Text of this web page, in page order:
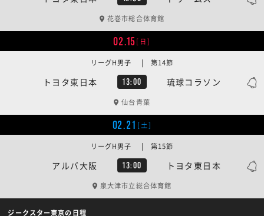
花巻市総合体育館
02.15[日]
トヨタ東日本 13:00 琉球コラソン
リーグH男子 | 第14節
仙台青葉
02.21 [土]
アルバ大阪 13:00 トヨタ東日本
リーグH男子 | 第15節
泉大津市立総合体育館
ジークスター東京の日程